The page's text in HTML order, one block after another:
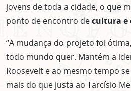
jovens de toda a cidade, o que
ponto de encontro decultura e
“A mudança do projeto foi
todo mundo quer. Mantém a
Roosevelt e ao mesmo tempo
mais do que justa ao Tarcísio